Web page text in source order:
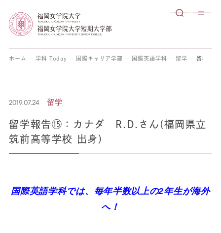
ホーム 学科 Today 国際キャリア学部 国際英語学科 留学 留学報
2019.07.24 留学
留学報告⑮：カナダ R.D.さん(福岡県立
筑前高等学校 出身)
国際英語学科では、毎年半数以上の2年生が海外
へ！